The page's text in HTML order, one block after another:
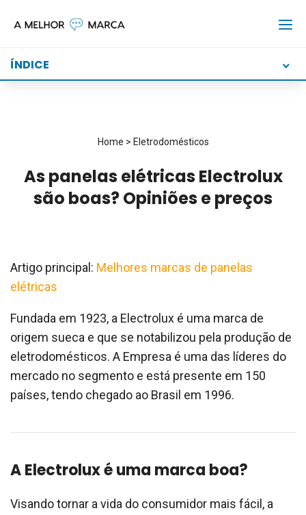
ÍNDICE
Home > Eletrodomésticos
As panelas elétricas Electrolux
são boas? Opiniões e preços
Artigo principal: Melhores marcas de panelas
elétricas
Fundada em 1923, a Electrolux é uma marca de
origem sueca e que se notabilizou pela produção de
eletrodomésticos. A Empresa é uma das líderes do
mercado no segmento e está presente em 150
países, tendo chegado ao Brasil em 1996.
A Electrolux é uma marca boa?
Visando tornar a vida do consumidor mais fácil, a